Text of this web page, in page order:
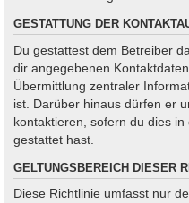
GESTATTUNG DER
Du gestattest dem Betreiber
dir angegebenen
Übermittlung zentraler
ist. Darüber hinaus dürfen er
kontaktieren, sofern du dies
gestattet hast.
GELTUNGSBEREICH DIESER
Diese Richtlinie umfasst nur